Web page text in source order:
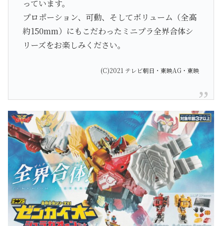
っています。
プロポーション、可動、そしてボリューム（全高
約150mm）にもこだわったミニプラ全界合体シ
リーズをお楽しみください。
(C)2021 テレビ朝日・東映AG・東映